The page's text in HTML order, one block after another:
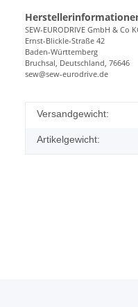
SEW-EURODRIVE GmbH & Co
Ernst-Blickle-Straße 42
Baden-Württemberg
Bruchsal, Deutschland, 76646
sew@sew-eurodrive.de
Versandgewicht:
Artikelgewicht: